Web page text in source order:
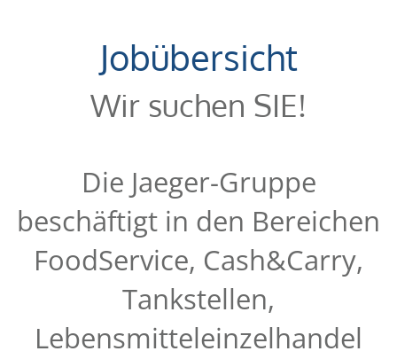
Jobübersicht
Wir suchen SIE!
Die Jaeger-Gruppe
beschäftigt in den Bereichen
FoodService, Cash&Carry,
Tankstellen,
Lebensmitteleinzelhandel